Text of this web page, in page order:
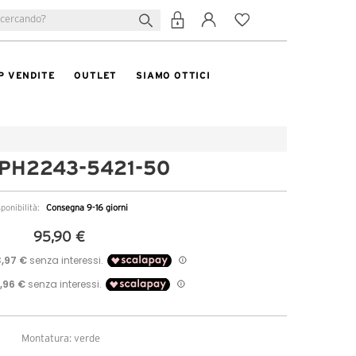
VENDITE OUTLET SIAMO OTTICI
5421-50
Consegna 9-16 giorni
95,90 €
Montatura: verde